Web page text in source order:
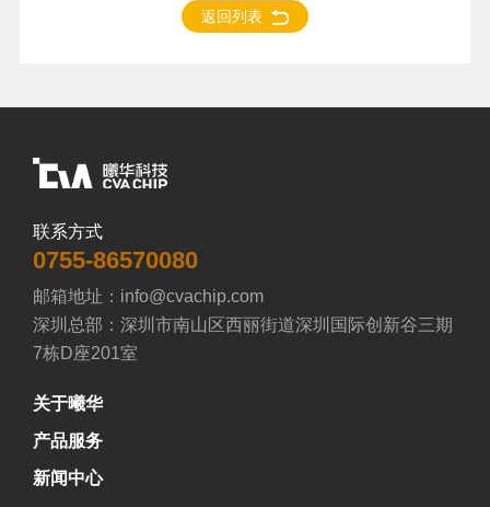
返回列表
联系方式
0755-86570080
邮箱地址：info@cvachip.com
深圳总部：深圳市南山区西丽街道深圳国际创新谷三期
7栋D座201室
关于曦华
产品服务
新闻中心